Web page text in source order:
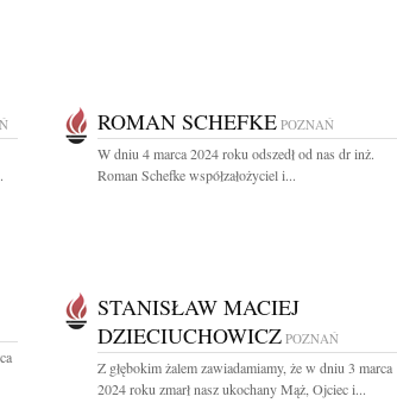
ROMAN SCHEFKE POZNAŃ
W dniu 4 marca 2024 roku odszedł od nas dr inż.
Roman Schefke współzałożyciel i...
STANISŁAW MACIEJ
DZIECIUCHOWICZ POZNAŃ
Z głębokim żalem zawiadamiamy, że w dniu 3 marca
2024 roku zmarł nasz ukochany Mąż, Ojciec i...